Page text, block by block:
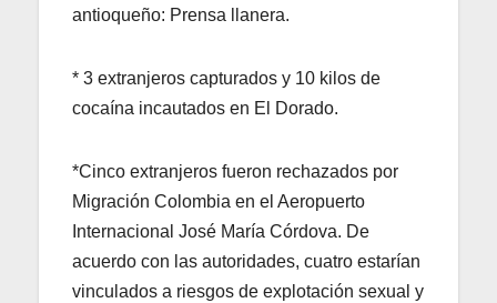
antioqueño: Prensa llanera.
* 3 extranjeros capturados y 10 kilos de
cocaína incautados en El Dorado.
*Cinco extranjeros fueron rechazados por
Migración Colombia en el Aeropuerto
Internacional José María Córdova. De
acuerdo con las autoridades, cuatro estarían
vinculados a riesgos de explotación sexual y